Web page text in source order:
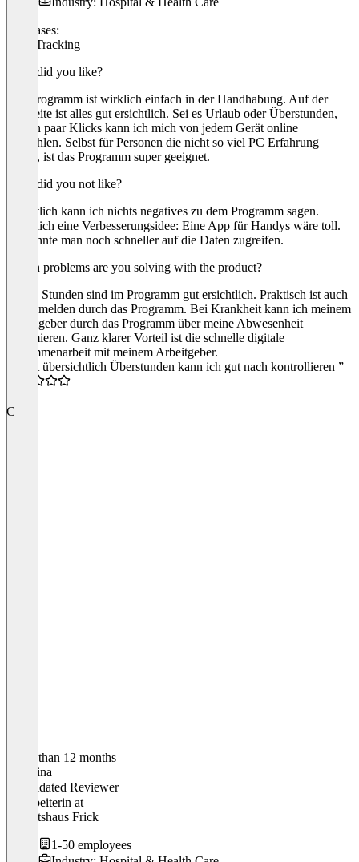
Use cases:
Time Tracking
What did you like?
Das Programm ist wirklich einfach in der Handhabung. Auf der
Startseite ist alles gut ersichtlich. Sei es Urlaub oder Überstunden,
mit ein paar Klicks kann ich mich von jedem Gerät online
einwählen. Selbst für Personen die nicht so viel PC Erfahrung
haben, ist das Programm super geeignet.
What did you not like?
Eigentlich kann ich nichts negatives zu dem Programm sagen.
Lediglich eine Verbesserungsidee: Eine App für Handys wäre toll.
So könnte man noch schneller auf die Daten zugreifen.
Which problems are you solving with the product?
Meine Stunden sind im Programm gut ersichtlich. Praktisch ist auch
das abmelden durch das Programm. Bei Krankheit kann ich meinem
Arbeitgeber durch das Programm über meine Abwesenheit
informieren. Ganz klarer Vorteil ist die schnelle digitale
Zusammenarbeit mit meinem Arbeitgeber.
“Es ist übersichtlich Überstunden kann ich gut nach kontrollieren ”
C
Older than 12 months
Christina
Validated Reviewer
Mitarbeiterin at
Sanitätshaus Frick
1-50 employees